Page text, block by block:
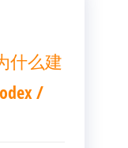
什么建
/